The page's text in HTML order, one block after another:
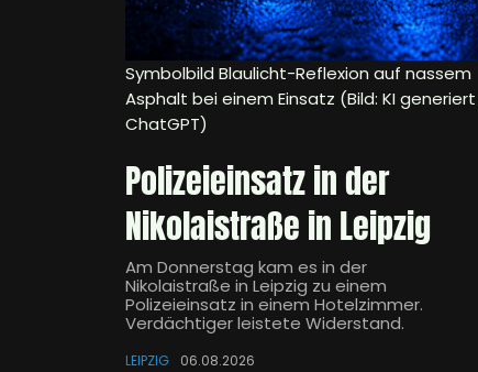
Symbolbild Blaulicht-Reflexion auf nassem
Asphalt bei einem Einsatz (Bild: KI
ChatGPT)
Polizeieinsatz in der
Nikolaistraße in Leipzig
Am Donnerstag kam es in der
Nikolaistraße in Leipzig zu einem
Polizeieinsatz in einem Hotelzimmer.
Verdächtiger leistete Widerstand.
LEIPZIG 06.08.2026